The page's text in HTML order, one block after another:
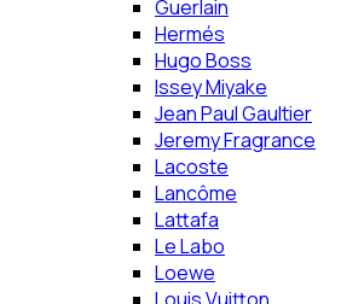
Guerlain
Hermés
Hugo Boss
Issey Miyake
Jean Paul Gaultier
Jeremy Fragrance
Lacoste
Lancôme
Lattafa
Le Labo
Loewe